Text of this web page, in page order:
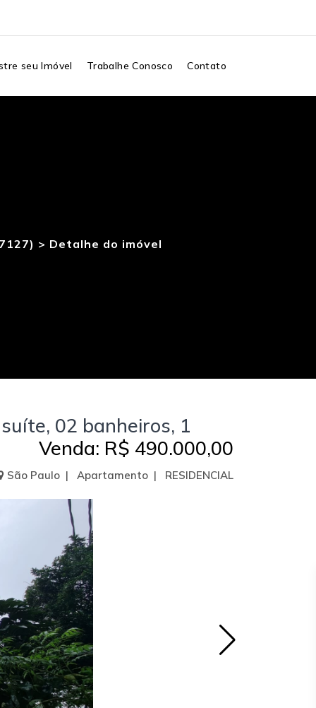
seu Imóvel Trabalhe Conosco Contato
> Detalhe do imóvel
02 banheiros, 1
Venda: R$ 490.000,00
São Paulo | Apartamento | RESIDENCIAL